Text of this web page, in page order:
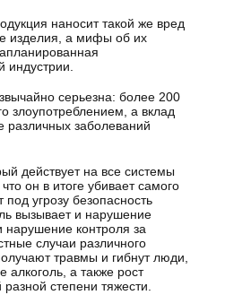
наносит такой же вред
изделия, а мифы об их
серьезна: более 200
злоупотреблением, а вклад
различных заболеваний
действует на все системы
он в итоге убивает самого
под угрозу безопасность
вызывает и нарушение
контроля за
случаи различного
травмы и гибнут люди,
алкоголь, а также рост
степени тяжести.